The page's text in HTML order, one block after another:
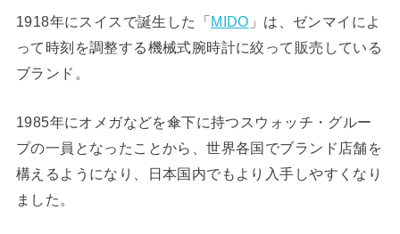
1918年にスイスで誕生した「MIDO 」は、ゼンマイによ
って時刻を調整する機械式腕時計に絞って販売している
ブランド。
1985年にオメガなどを傘下に持つスウォッチ・グルー
プの一員となったことから、世界各国でブランド店舗を
構えるようになり、日本国内でもより入手しやすくなり
ました。